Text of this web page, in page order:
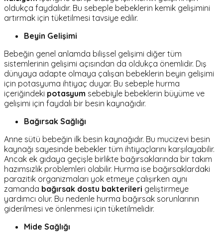
oldukça faydalıdır. Bu sebeple bebeklerin kemik gelişimini
artırmak için tüketilmesi tavsiye edilir.
Beyin Gelişimi
Bebeğin genel anlamda bilişsel gelişimi diğer tüm
sistemlerinin gelişimi açısından da oldukça önemlidir. Dış
dünyaya adapte olmaya çalışan bebeklerin beyin gelişimi
için potasyuma ihtiyaç duyar. Bu sebeple hurma
içeriğindeki potasyum sebebiyle bebeklerin büyüme ve
gelişimi için faydalı bir besin kaynağıdır.
Bağırsak Sağlığı
Anne sütü bebeğin ilk besin kaynağıdır. Bu mucizevi besin
kaynağı sayesinde bebekler tüm ihtiyaçlarını karşılayabilir.
Ancak ek gıdaya geçişle birlikte bağırsaklarında bir takım
hazımsızlık problemleri olabilir. Hurma ise bağırsaklardaki
parazitik organizmaları yok etmeye çalışırken aynı
zamanda bağırsak dostu bakterileri geliştirmeye
yardımcı olur. Bu nedenle hurma bağırsak sorunlarının
giderilmesi ve önlenmesi için tüketilmelidir.
Mide Sağlığı